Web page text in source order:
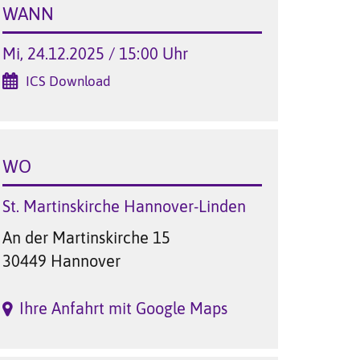
WANN
Mi, 24.12.2025 / 15:00 Uhr
ICS Download
WO
St. Martinskirche Hannover-Linden
An der Martinskirche 15
30449 Hannover
Ihre Anfahrt mit Google Maps